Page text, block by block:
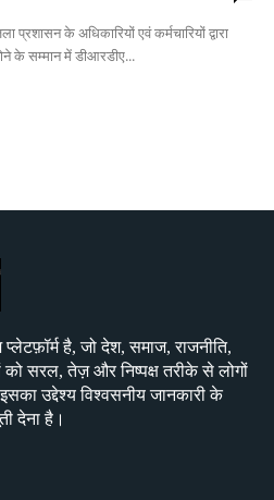
के अधिकारियों एवं कर्मचारियों द्वारा
के सम्मान में डीआरडीए...
है, जो देश, समाज, राजनीति,
सरल, तेज़ और निष्पक्ष तरीके से लोगों
उद्देश्य विश्वसनीय जानकारी के
देना है।